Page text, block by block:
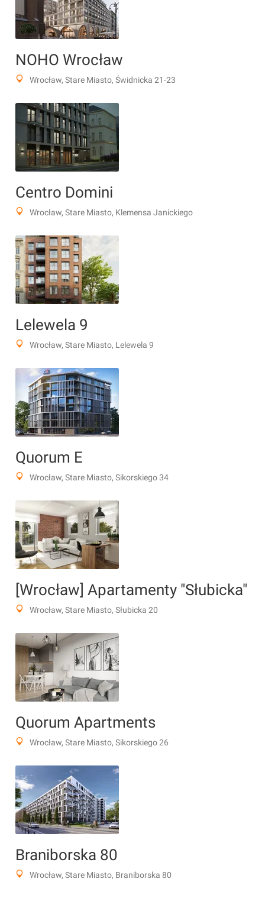
NOHO Wrocław
Wrocław, Stare Miasto, Świdnicka 21-23
Centro Domini
Wrocław, Stare Miasto, Klemensa Janickiego
Lelewela 9
Wrocław, Stare Miasto, Lelewela 9
Quorum E
Wrocław, Stare Miasto, Sikorskiego 34
[Wrocław] Apartamenty "Słubicka"
Wrocław, Stare Miasto, Słubicka 20
Quorum Apartments
Wrocław, Stare Miasto, Sikorskiego 26
Braniborska 80
Wrocław, Stare Miasto, Braniborska 80